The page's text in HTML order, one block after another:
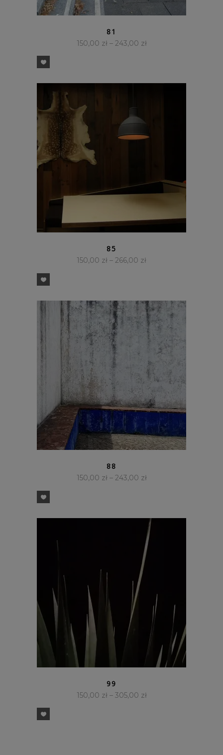
81
150,00 zł – 243,00 zł
85
150,00 zł – 266,00 zł
88
150,00 zł – 243,00 zł
99
150,00 zł – 305,00 zł